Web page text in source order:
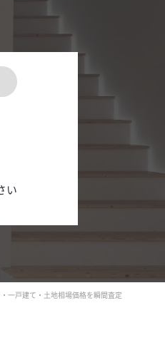
い
一戸建て・土地相場価格を瞬間査定